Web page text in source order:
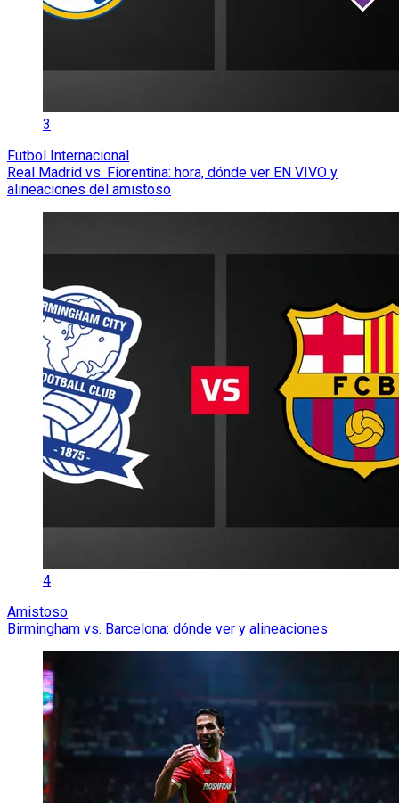
3
Futbol Internacional
Real Madrid vs. Fiorentina: hora, dónde ver EN VIVO y
alineaciones del amistoso
4
Amistoso
Birmingham vs. Barcelona: dónde ver y alineaciones